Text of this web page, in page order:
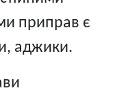
приправ є
аджики.